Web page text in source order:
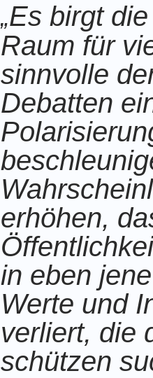
„Es birgt
Raum für
sinnvolle
Debatten
erhöhen,
in eben
Werte und
verliert, die
schützen